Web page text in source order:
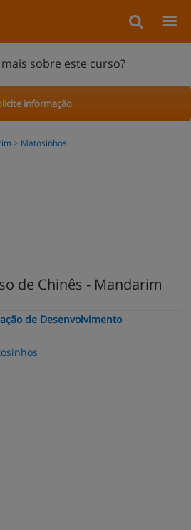
sobre este curso?
informação
Matosinhos
de Chinês - Mandarim
de Desenvolvimento